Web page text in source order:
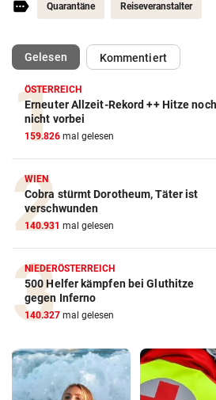
Quarantäne Reiseveranstalter
Gelesen(ausgewählt)Kommentiert
ÖSTERREICH
Erneuter Allzeit-Rekord ++ Hitze noch
nicht vorbei
159.826 mal gelesen
WIEN
Cobra stürmt Dorotheum, Täter ist
verschwunden
140.931 mal gelesen
NIEDERÖSTERREICH
500 Helfer kämpfen bei Gluthitze
gegen Inferno
140.327 mal gelesen